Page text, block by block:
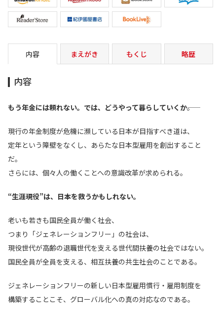
内容 まえがき もくじ 略歴
内容
もう年金には頼れない。では、どうやって暮らしていくか――。
現行の年金制度が危機に瀕している日本が目指すべき道は、
定年という障壁をなくし、あらたな日本型雇用を創出すること
だ。
さらには、個々人の働くことへの意識改革が求められる。
“生涯現役”は、日本を救うかもしれない。
老いも若きも国民全員が働く社会、
つまり「ジェネレーションフリー」の社会は、
現役世代が高齢の退職世代を支える世代間扶養の社会ではない。
国民全員が全員を支える、相互扶養の共生社会のことである。
ジェネレーションフリーの新しい日本型雇用慣行・雇用制度を
構築することこそ、グローバル化への真の対応なのである。